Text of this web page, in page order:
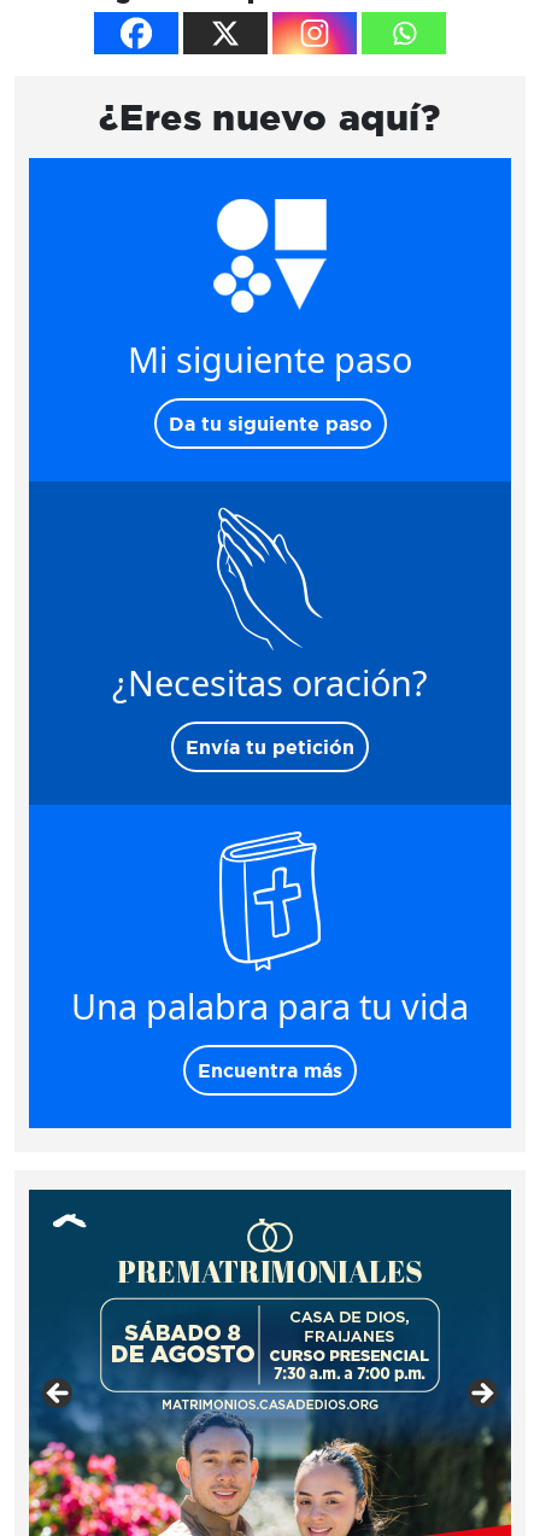
¿Eres nuevo aquí?
Mi siguiente paso
Da tu siguiente paso
¿Necesitas oración?
Envía tu petición
Una palabra para tu vida
Encuentra más